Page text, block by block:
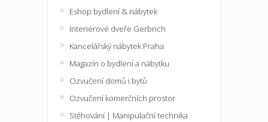
Eshop bydlení & nábytek
Interiérové dveře Gerbrich
Kancelářský nábytek Praha
Magazín o bydlení a nábytku
Ozvučení domů i bytů
Ozvučení komerčních prostor
Stěhování | Manipulační technika